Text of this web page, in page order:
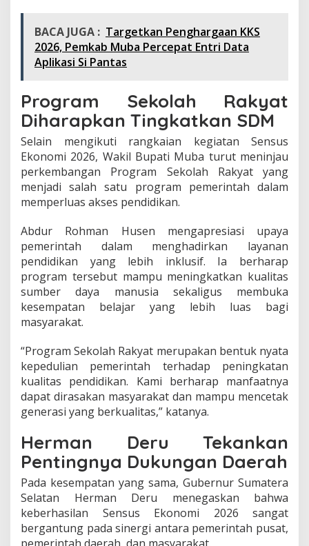
BACA JUGA : Targetkan Penghargaan KKS
2026, Pemkab Muba Percepat Entri Data
Aplikasi Si Pantas
Program Sekolah Rakyat
Diharapkan Tingkatkan SDM
Selain mengikuti rangkaian kegiatan Sensus
Ekonomi 2026, Wakil Bupati Muba turut meninjau
perkembangan Program Sekolah Rakyat yang
menjadi salah satu program pemerintah dalam
memperluas akses pendidikan.
Abdur Rohman Husen mengapresiasi upaya
pemerintah dalam menghadirkan layanan
pendidikan yang lebih inklusif. Ia berharap
program tersebut mampu meningkatkan kualitas
sumber daya manusia sekaligus membuka
kesempatan belajar yang lebih luas bagi
masyarakat.
“Program Sekolah Rakyat merupakan bentuk nyata
kepedulian pemerintah terhadap peningkatan
kualitas pendidikan. Kami berharap manfaatnya
dapat dirasakan masyarakat dan mampu mencetak
generasi yang berkualitas,” katanya.
Herman Deru Tekankan
Pentingnya Dukungan Daerah
Pada kesempatan yang sama, Gubernur Sumatera
Selatan Herman Deru menegaskan bahwa
keberhasilan Sensus Ekonomi 2026 sangat
bergantung pada sinergi antara pemerintah pusat,
pemerintah daerah, dan masyarakat.